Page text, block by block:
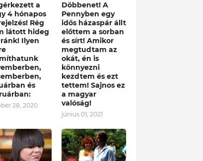
a
4 hónapos
Rég
látott hideg
Ilyen
és
28, 2020
Döbbenet! A
Pennyben egy
idős házaspár állt
előttem a sorban
és sírt! Amikor
megtudtam az
okát, én is
könnyezni
kezdtem és ezt
tettem! Sajnos ez
a magyar
valóság!
június 01, 2021